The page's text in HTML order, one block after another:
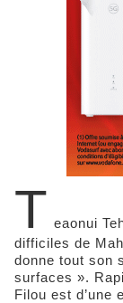
T eaonui
difficiles de
donne tout son
surfaces ».
Filou est d’une